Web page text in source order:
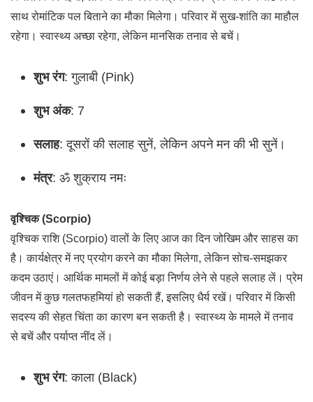
साथ रोमांटिक पल बिताने का मौका मिलेगा। परिवार में सुख-शांति का माहौल
रहेगा। स्वास्थ्य अच्छा रहेगा, लेकिन मानसिक तनाव से बचें।
शुभ रंग: गुलाबी (Pink)
शुभ अंक: 7
सलाह: दूसरों की सलाह सुनें, लेकिन अपने मन की भी सुनें।
मंत्र: ॐ शुक्राय नमः
वृश्चिक (Scorpio)
वृश्चिक राशि (Scorpio) वालों के लिए आज का दिन जोखिम और साहस का
है। कार्यक्षेत्र में नए प्रयोग करने का मौका मिलेगा, लेकिन सोच-समझकर
कदम उठाएं। आर्थिक मामलों में कोई बड़ा निर्णय लेने से पहले सलाह लें। प्रेम
जीवन में कुछ गलतफहमियां हो सकती हैं, इसलिए धैर्य रखें। परिवार में किसी
सदस्य की सेहत चिंता का कारण बन सकती है। स्वास्थ्य के मामले में तनाव
से बचें और पर्याप्त नींद लें।
शुभ रंग: काला (Black)